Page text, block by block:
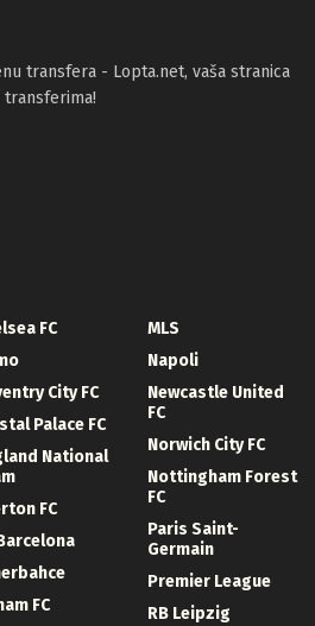
transfera - Lopta.net, vaša stranica
FC
City FC
Palace FC
National
FC
FC
MLS
Napoli
Newcastle United
FC
Norwich City FC
Nottingham Forest
FC
Paris Saint-
Germain
Premier League
RB Leipzig